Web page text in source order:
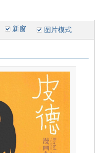
新窗 图片模式